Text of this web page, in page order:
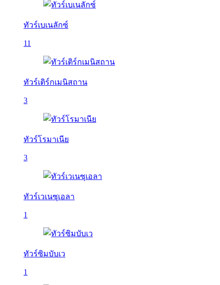
ทัวร์เบเนลักซ์
11
ทัวร์เติร์กเมนิสถาน
3
ทัวร์โรมาเนีย
3
ทัวร์เวเนซุเอลา
1
ทัวร์ซิมบับเว
1